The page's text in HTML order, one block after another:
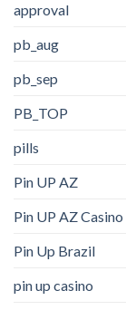
approval
pb_aug
pb_sep
PB_TOP
pills
Pin UP AZ
Pin UP AZ Casino
Pin Up Brazil
pin up casino